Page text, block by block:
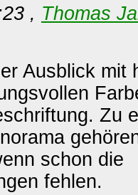
, Thomas
Ausblick mit
Zu
schon die
fehlen.